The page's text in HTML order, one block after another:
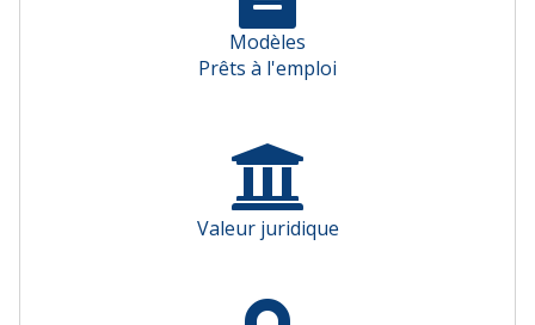
Modèles
Prêts à l'emploi
Valeur juridique